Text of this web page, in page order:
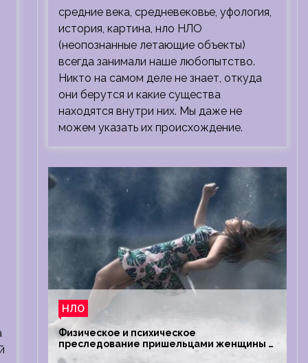
средние века, средневековье, уфология,
история, картина, нло НЛО
(неопознанные летающие объекты)
всегда занимали наше любопытство.
Никто на самом деле не знает, откуда
они берутся и какие существа
находятся внутри них. Мы даже не
можем указать их происхождение.
НЛО
Физическое и психическое
преследование пришельцами женщины в